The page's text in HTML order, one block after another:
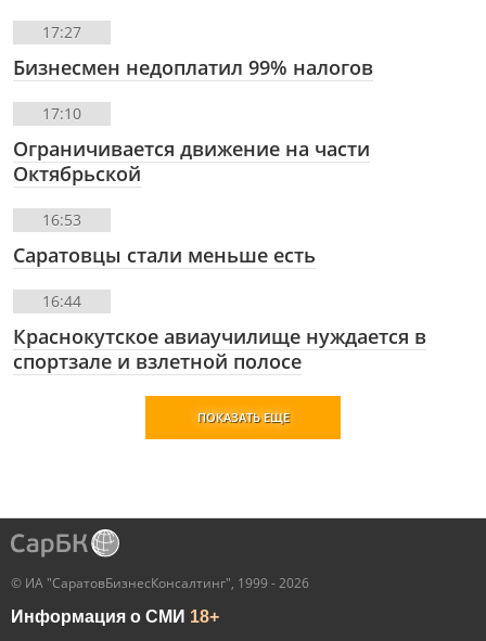
17:27
Бизнесмен недоплатил 99% налогов
17:10
Ограничивается движение на части
Октябрьской
16:53
Саратовцы стали меньше есть
16:44
Краснокутское авиаучилище нуждается в
спортзале и взлетной полосе
ПОКАЗАТЬ ЕЩЕ
© ИА "СаратовБизнесКонсалтинг", 1999 - 2026
Информация о СМИ 18+